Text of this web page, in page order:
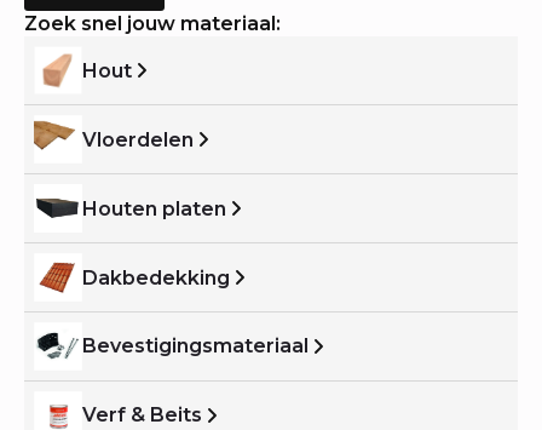
Zoek snel jouw materiaal:
Hout
Vloerdelen
Houten platen
Dakbedekking
Bevestigingsmateriaal
Verf & Beits